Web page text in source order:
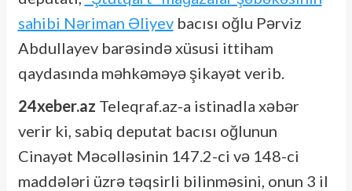
sahibi Nəriman Əliyevbacısı oğlu Pərviz
Abdullayev barəsində xüsusi ittiham
qaydasında məhkəməyə şikayət verib.
24xeber.az Teleqraf.az-a istinadla xəbər
verir ki, sabiq deputat bacısı oğlunun
Cinayət Məcəlləsinin 147.2-ci və 148-ci
maddələri üzrə təqsirli bilinməsini, onun 3 il